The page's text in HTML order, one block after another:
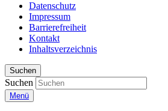
Datenschutz
Impressum
Barrierefreiheit
Kontakt
Inhaltsverzeichnis
Suchen
Suchen
Menü